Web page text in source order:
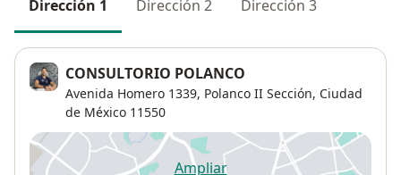
Dirección 1 Dirección 2 Dirección 3
CONSULTORIO POLANCO
Avenida Homero 1339, Polanco II Sección, Ciudad
de México 11550
Ampliar